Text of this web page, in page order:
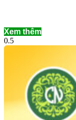
Xem thêm